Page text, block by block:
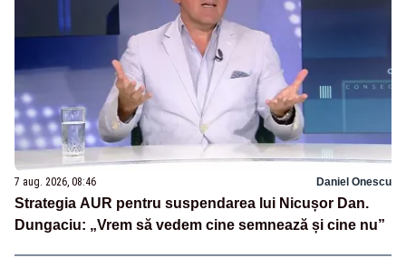
7 aug. 2026, 08:46 Daniel Onescu
Strategia AUR pentru suspendarea lui Nicușor Dan.
Dungaciu: „Vrem să vedem cine semnează și cine nu”